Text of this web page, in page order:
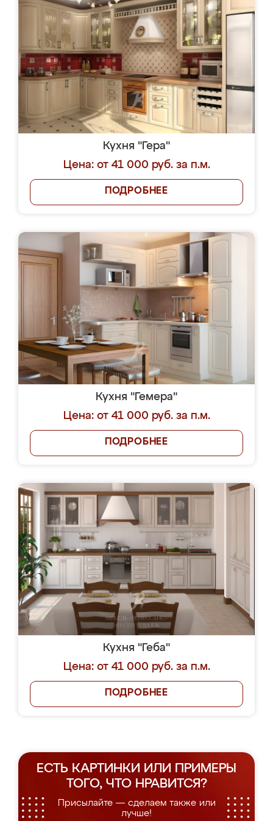
Кухня "Гера"
Цена: от 41 000 руб. за п.м.
ПОДРОБНЕЕ
Кухня "Гемера"
Цена: от 41 000 руб. за п.м.
ПОДРОБНЕЕ
Кухня "Геба"
Цена: от 41 000 руб. за п.м.
ПОДРОБНЕЕ
ЕСТЬ КАРТИНКИ ИЛИ ПРИМЕРЫ
ТОГО, ЧТО НРАВИТСЯ?
Присылайте — сделаем также или
лучше!